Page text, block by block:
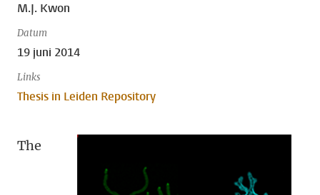
M.J. Kwon
Datum
19 juni 2014
Links
Thesis in Leiden Repository
The